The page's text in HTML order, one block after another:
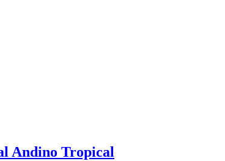
Andino Tropical